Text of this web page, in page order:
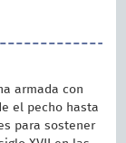
armada con
el pecho hasta
para sostener